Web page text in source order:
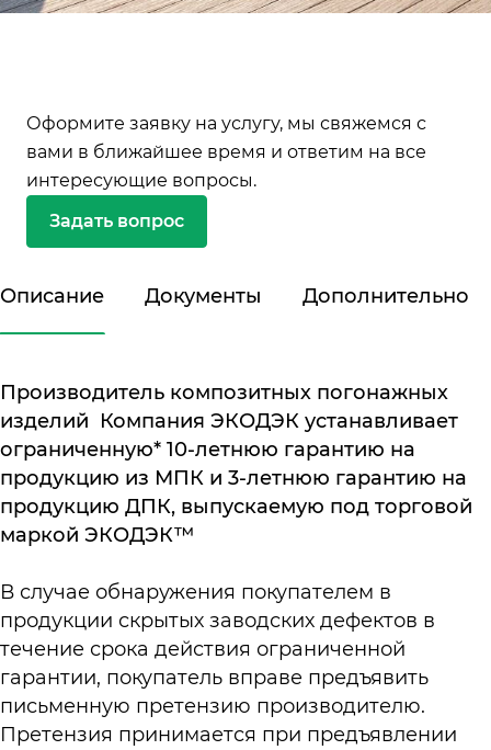
Оформите заявку на услугу, мы свяжемся с
вами в ближайшее время и ответим на все
интересующие вопросы.
Задать вопрос
Описание Документы Дополнительно
Производитель композитных погонажных
изделий Компания ЭКОДЭК устанавливает
ограниченную* 10-летнюю гарантию на
продукцию из МПК и 3-летнюю гарантию на
продукцию ДПК, выпускаемую под торговой
маркой ЭКОДЭК™
В случае обнаружения покупателем в
продукции скрытых заводских дефектов в
течение срока действия ограниченной
гарантии, покупатель вправе предъявить
письменную претензию производителю.
Претензия принимается при предъявлении